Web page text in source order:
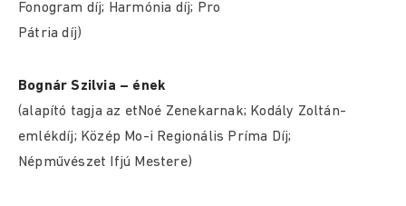
Fonogram díj; Harmónia díj; Pro
Pátria díj)
Bognár Szilvia – ének
(alapító tagja az etNoé Zenekarnak; Kodály Zoltán-
emlékdíj; Közép Mo-i Regionális Príma Díj;
Népművészet Ifjú Mestere)